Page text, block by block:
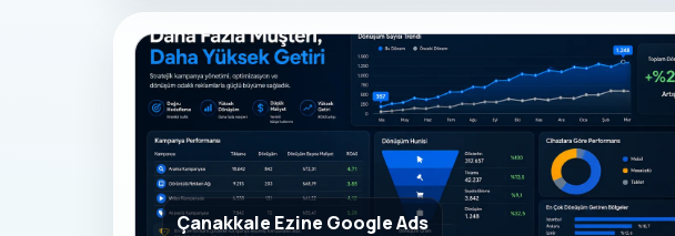
Çanakkale Ezine Google Ads